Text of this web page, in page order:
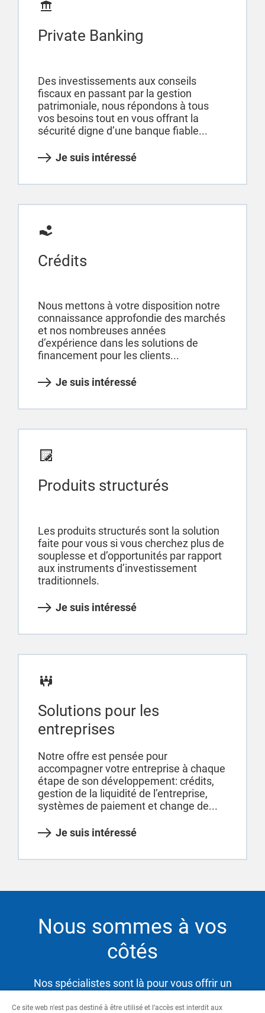
Private Banking
Des investissements aux conseils
fiscaux en passant par la gestion
patrimoniale, nous répondons à tous
vos besoins tout en vous offrant la
sécurité digne d’une banque fiable...
Je suis intéressé
Crédits
Nous mettons à votre disposition notre
connaissance approfondie des marchés
et nos nombreuses années
d’expérience dans les solutions de
financement pour les clients...
Je suis intéressé
Produits structurés
Les produits structurés sont la solution
faite pour vous si vous cherchez plus de
souplesse et d’opportunités par rapport
aux instruments d’investissement
traditionnels.
Je suis intéressé
Solutions pour les
entreprises
Notre offre est pensée pour
accompagner votre entreprise à chaque
étape de son développement: crédits,
gestion de la liquidité de l’entreprise,
systèmes de paiement et change de...
Je suis intéressé
Nous sommes à vos
côtés
Nos spécialistes sont là pour vous offrir un
besoins tout en vous aidant à atteindre vos
Ce site web n'est pas destiné à être utilisé et l’accès est interdit aux